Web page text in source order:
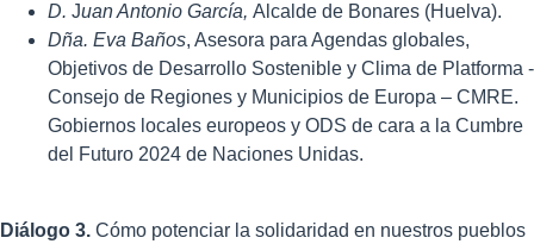
D. Juan Antonio García, Alcalde de Bonares (Huelva).
Dña. Eva Baños, Asesora para Agendas globales,
Objetivos de Desarrollo Sostenible y Clima de Platforma -
Consejo de Regiones y Municipios de Europa – CMRE.
Gobiernos locales europeos y ODS de cara a la Cumbre
del Futuro 2024 de Naciones Unidas.
Diálogo 3. Cómo potenciar la solidaridad en nuestros pueblos